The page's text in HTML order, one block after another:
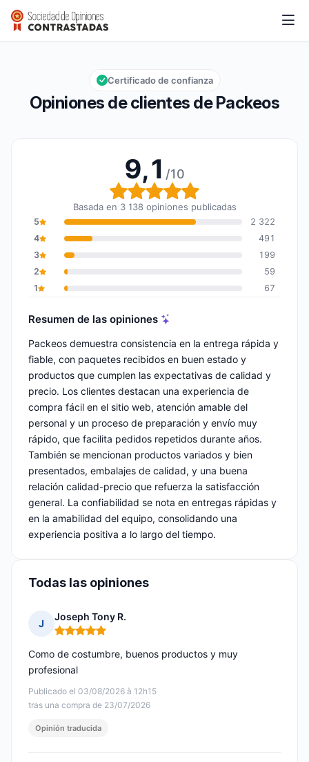
Packeos
Calificación global: 9,1 de 10
9,1/10
Opiniones de clientes de Packeos
Certificado de confianza
9,1 /10
Calificación global: 9,1
Basada en 3 138 opiniones publicadas
5
2 322
4
491
3
199
2
59
1
67
Resumen de las opiniones
Packeos demuestra consistencia en la entrega rápida y
fiable, con paquetes recibidos en buen estado y
productos que cumplen las expectativas de calidad y
precio. Los clientes destacan una experiencia de
compra fácil en el sitio web, atención amable del
personal y un proceso de preparación y envío muy
rápido, que facilita pedidos repetidos durante años.
También se mencionan productos variados y bien
presentados, embalajes de calidad, y una buena
relación calidad-precio que refuerza la satisfacción
general. La confiabilidad se nota en entregas rápidas y
en la amabilidad del equipo, consolidando una
experiencia positiva a lo largo del tiempo.
Todas las opiniones
J
Joseph Tony R.
Nota: 5 de 5
Publicado el 03/08/2026 à 12h15
tras una compra de 23/07/2026
Como de costumbre, buenos productos y muy
profesional
Opinión traducida